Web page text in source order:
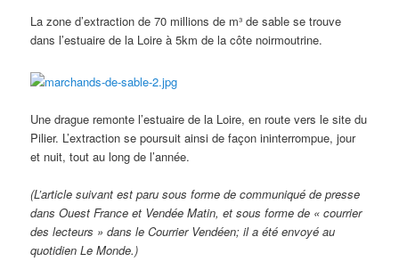
La zone d’extraction de 70 millions de m³ de sable se trouve
dans l’estuaire de la Loire à 5km de la côte noirmoutrine.
Une drague remonte l’estuaire de la Loire, en route vers le site du
Pilier. L’extraction se poursuit ainsi de façon ininterrompue, jour
et nuit, tout au long de l’année.
(L’article suivant est paru sous forme de communiqué de presse
dans Ouest France et Vendée Matin, et sous forme de « courrier
des lecteurs » dans le Courrier Vendéen; il a été envoyé au
quotidien Le Monde.)